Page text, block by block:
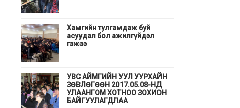
Хамгийн тулгамдаж буй
асуудал бол ажилгүйдэл
гэжээ
УВС АЙМГИЙН УУЛ УУРХАЙН
ЗӨВЛӨГӨӨН 2017.05.08-НД
УЛААНГОМ ХОТНОО ЗОХИОН
БАЙГУУЛАГДЛАА